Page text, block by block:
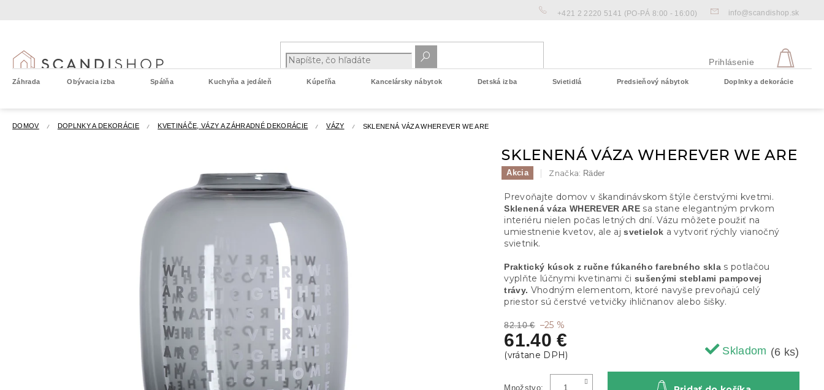
+421 2 2220 5141 (PO-PÁ 8:00 - 16:00) info@scandishop.sk
Prihlásenie
Záhrada Obývacia izba Spálňa Kuchyňa a jedáleň Kúpeľňa Kancelársky nábytok Detská izba Svietidlá Predsieňový nábytok Doplnky a dekorácie
DOMOV DOPLNKY A DEKORÁCIE KVETINÁČE, VÁZY A ZÁHRADNÉ DEKORÁCIE VÁZY SKLENENÁ VÁZA WHEREVER WE ARE
SKLENENÁ VÁZA WHEREVER WE ARE
Akcia Značka: Räder
82.10 € –25 %
61.40 €
Skladom (6 ks)
Prevoňajte domov v škandinávskom štýle čerstvými kvetmi.
Sklenená váza WHEREVER ARE sa stane elegantným prvkom
interiéru nielen počas letných dní. Vázu môžete použiť na
umiestnenie kvetov, ale ajsvetielok a vytvoriť rýchly vianočný
svietnik.
Praktický kúsok z ručne fúkaného farebného skla s potlačou
vyplňte lúčnymi kvetinami čisušenými steblami pampovej
trávy. Vhodným elementom, ktoré navyše prevoňajú celý
priestor sú čerstvé vetvičky ihličnanov alebo šišky.